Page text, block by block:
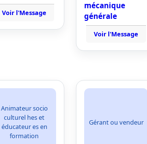
Voir l'Message
mécanique
générale
Voir l'Message
Animateur socio
culturel hes et
éducateur es en
formation
Gérant ou vendeur